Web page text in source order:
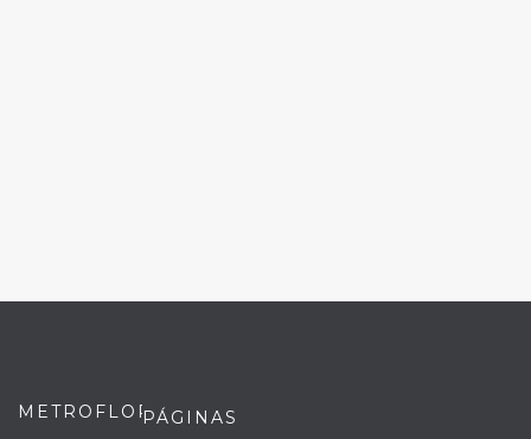
METROFLORPÁGINAS